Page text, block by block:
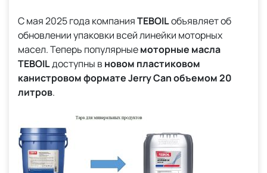
С мая 2025 года компанияTEBOILобъявляет об
обновлении упаковки всей линейки моторных
масел. Теперь популярныемоторные масла
TEBOILдоступны в новом пластиковом
канистровом формате Jerry Can объемом 20
литров.